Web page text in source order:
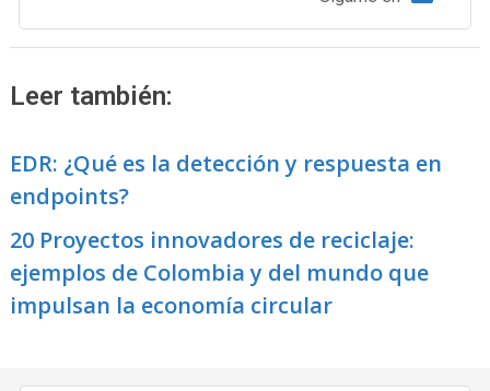
Leer también:
EDR: ¿Qué es la detección y respuesta en
endpoints?
20 Proyectos innovadores de reciclaje:
ejemplos de Colombia y del mundo que
impulsan la economía circular